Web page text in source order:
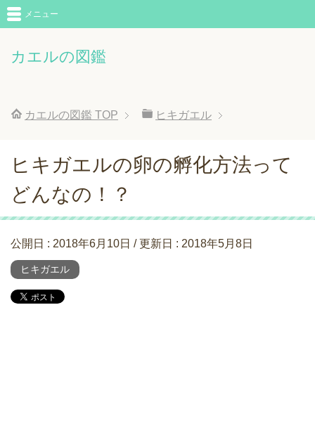
カエルの図鑑
メニュー
カエルの図鑑 TOP ヒキガエル
ヒキガエルの卵の孵化方法って
どんなの！？
公開日 : 2018年6月10日 / 更新日 : 2018年5月8日
ヒキガエル